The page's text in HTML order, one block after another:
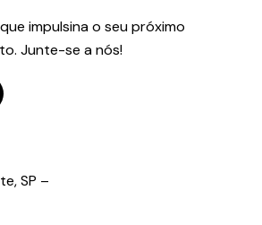
impulsina o seu próximo
Junte-se a nós!
SP –